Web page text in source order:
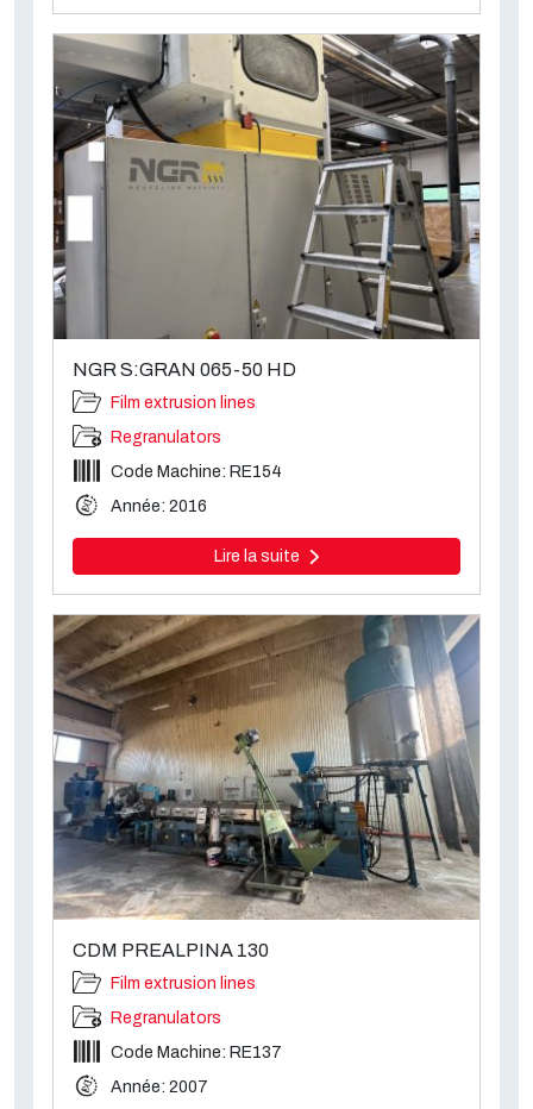
NGR S:GRAN 065-50 HD
Film extrusion lines
Regranulators
Code Machine: RE154
Année: 2016
Lire la suite
CDM PREALPINA 130
Film extrusion lines
Regranulators
Code Machine: RE137
Année: 2007